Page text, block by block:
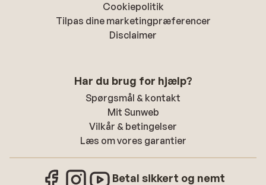
Cookiepolitik
Tilpas dine marketingpræferencer
Disclaimer
Har du brug for hjælp?
Spørgsmål & kontakt
Mit Sunweb
Vilkår & betingelser
Læs om vores garantier
Betal sikkert og nemt